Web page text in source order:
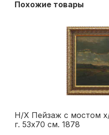
Похожие товары
Н/Х Пейзаж с мостом
г. 53x70 см. 1878